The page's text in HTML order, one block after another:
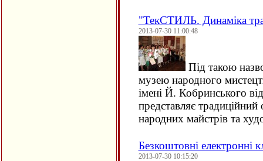
"ТекСТИЛЬ. Динаміка
2013-07-30 11:00:48
Під такою
музею народного
імені Й. Кобринського
представляє
народних майстрів та
Безкоштовні електронні
2013-07-30 10:15:20